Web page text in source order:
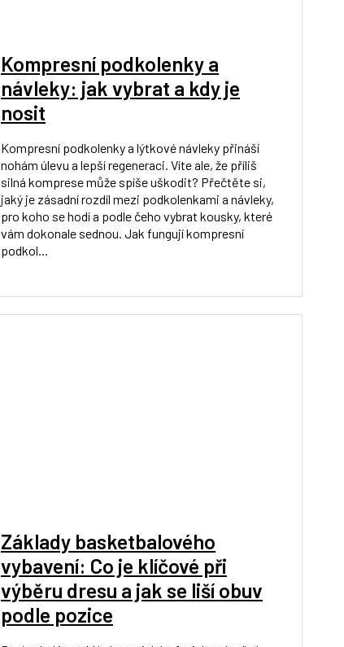
Kompresní podkolenky a
návleky: jak vybrat a kdy je
nosit
Kompresní podkolenky a lýtkové návleky přináší
nohám úlevu a lepší regeneraci. Víte ale, že příliš
silná komprese může spíše uškodit? Přečtěte si,
jaký je zásadní rozdíl mezi podkolenkami a návleky,
pro koho se hodí a podle čeho vybrat kousky, které
vám dokonale sednou. Jak fungují kompresní
podkol...
Základy basketbalového
vybavení: Co je klíčové při
výběru dresu a jak se liší obuv
podle pozice